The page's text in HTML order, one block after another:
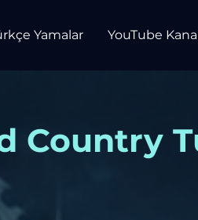
Yamalar YouTube
Country